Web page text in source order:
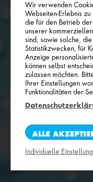
Wir verwenden
Webseiten-Erlebnis
die für den Betrieb
unserer
sind, sowie solche,
Statistikzwecken, für
Anzeige
können selbst
zulassen möchten.
Ihrer Einstellungen
Funktionalitäten der
ALLE
Individuelle